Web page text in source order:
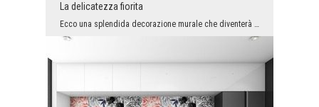
La delicatezza fiorita
Ecco una splendida decorazione murale che diventerà una grande decorazione di ogni stanza decorat...